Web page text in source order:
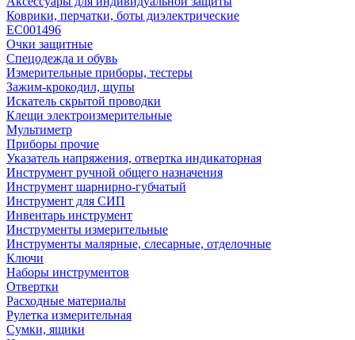
Коврики, перчатки, боты диэлектрические
EC001496
Очки защитные
Спецодежда и обувь
Измерительные приборы, тестеры
Зажим-крокодил, щупы
Искатель скрытой проводки
Клещи электроизмерительные
Мультиметр
Приборы прочие
Указатель напряжения, отвертка индикаторная
Инструмент ручной общего назначения
Инструмент шарнирно-губчатый
Инструмент для СИП
Инвентарь инструмент
Инструменты измерительные
Инструменты малярные, слесарные, отделочные
Ключи
Наборы инструментов
Отвертки
Расходные материалы
Рулетка измерительная
Сумки, ящики